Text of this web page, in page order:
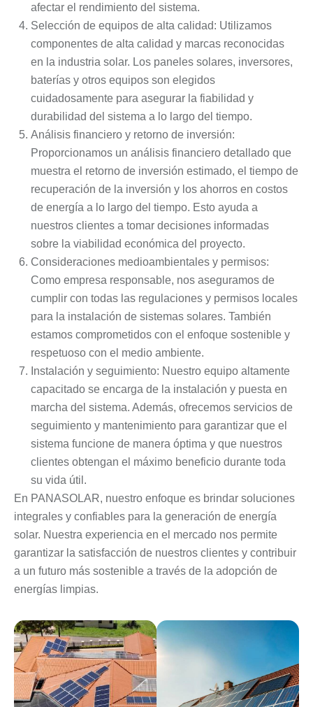
afectar el rendimiento del sistema.
Selección de equipos de alta calidad: Utilizamos
componentes de alta calidad y marcas reconocidas
en la industria solar. Los paneles solares, inversores,
baterías y otros equipos son elegidos
cuidadosamente para asegurar la fiabilidad y
durabilidad del sistema a lo largo del tiempo.
Análisis financiero y retorno de inversión:
Proporcionamos un análisis financiero detallado que
muestra el retorno de inversión estimado, el tiempo de
recuperación de la inversión y los ahorros en costos
de energía a lo largo del tiempo. Esto ayuda a
nuestros clientes a tomar decisiones informadas
sobre la viabilidad económica del proyecto.
Consideraciones medioambientales y permisos:
Como empresa responsable, nos aseguramos de
cumplir con todas las regulaciones y permisos locales
para la instalación de sistemas solares. También
estamos comprometidos con el enfoque sostenible y
respetuoso con el medio ambiente.
Instalación y seguimiento: Nuestro equipo altamente
capacitado se encarga de la instalación y puesta en
marcha del sistema. Además, ofrecemos servicios de
seguimiento y mantenimiento para garantizar que el
sistema funcione de manera óptima y que nuestros
clientes obtengan el máximo beneficio durante toda
su vida útil.
En PANASOLAR, nuestro enfoque es brindar soluciones
integrales y confiables para la generación de energía
solar. Nuestra experiencia en el mercado nos permite
garantizar la satisfacción de nuestros clientes y contribuir
a un futuro más sostenible a través de la adopción de
energías limpias.